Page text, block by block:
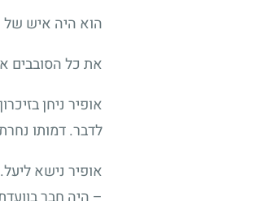
הוא היה איש של
את כל הסובבים
אופיר ניחן
לדבר. דמותו
אופיר נישא